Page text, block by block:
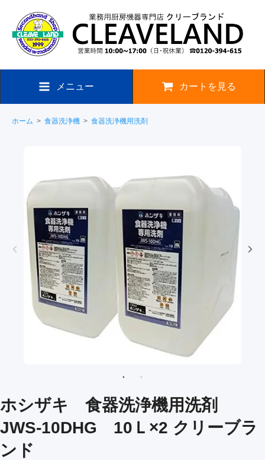
メニュー カートを見る
ホーム > 食器洗浄機 > 食器洗浄機用洗剤
ホシザキ 食器洗浄機用洗剤
JWS-10DHG 10Ｌ×2 クリーブラ
ンド